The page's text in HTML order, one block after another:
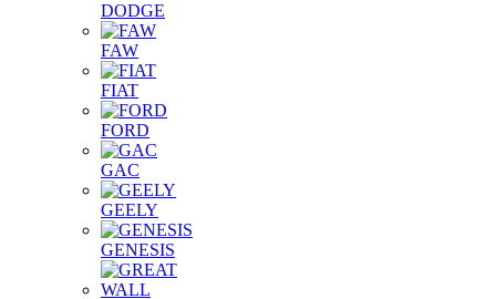
DODGE
FAW
FIAT
FORD
GAC
GEELY
GENESIS